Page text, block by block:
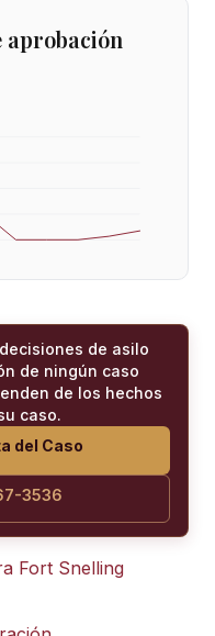
aprobación
de asilo
de ningún caso
de los hechos
caso.
del Caso
3536
Fort Snelling